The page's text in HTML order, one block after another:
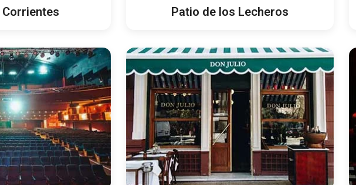
Patio de los Lecheros